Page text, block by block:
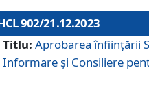
902/21.12.2023
Titlu: Aprobarea înființării
Informare și Consiliere